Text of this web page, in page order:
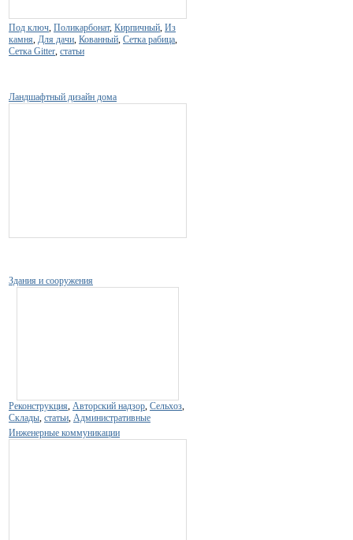
Под ключ, Поликарбонат, Кирпичный, Из
камня, Для дачи, Кованный, Сетка рабица,
Сетка Gitter, статьи
Ландшафтный дизайн дома
Здания и сооружения
Реконструкция, Авторский надзор, Сельхоз,
Склады, статьи, Административные
Инженерные коммуникации